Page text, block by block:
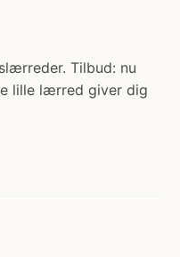
Tilbud: nu
lille lærred giver dig